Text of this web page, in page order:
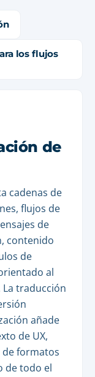
los flujos
de
cadenas de
flujos de
de
contenido
de
al
traducción
añade
de UX,
formatos
de todo el